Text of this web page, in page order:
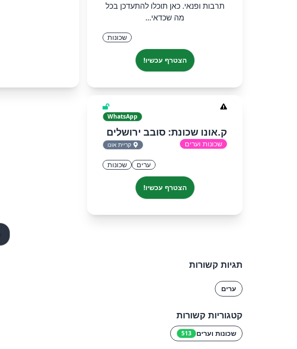
תרבות ופנאי. כאן תוכלו להתעדכן בכל
מה שכדאי...
שכונות
הצטרף עכשיו!
WhatsApp
ק.אונו שכונת: סובב ירושלים
שכונות וערים קריית אונו
ערים שכונות
הצטרף עכשיו!
תגיות קשורות
ערים
קטגוריות קשורות
שכונות וערים 513